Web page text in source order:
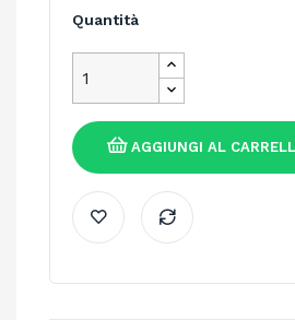
Quantità
AGGIUNGI AL